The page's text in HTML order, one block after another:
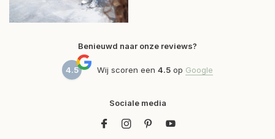
Benieuwd naar onze reviews?
4.5 Wij scoren een 4.5 op Google
Sociale media